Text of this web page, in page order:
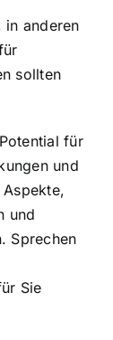
in anderen
sollten
für
und
und
Sprechen
Sie